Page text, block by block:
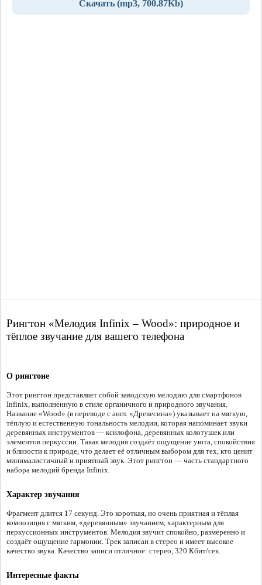
Скачать (mp3, 700.87Kb)
Рингтон «Мелодия Infinix – Wood»: природное и
тёплое звучание для вашего телефона
О рингтоне
Этот рингтон представляет собой заводскую мелодию для смартфонов
Infinix, выполненную в стиле органичного и природного звучания.
Название «Wood» (в переводе с англ. «Древесина») указывает на мягкую,
тёплую и естественную тональность мелодии, которая напоминает звуки
деревянных инструментов — ксилофона, деревянных колотушек или
элементов перкуссии. Такая мелодия создаёт ощущение уюта, спокойствия
и близости к природе, что делает её отличным выбором для тех, кто ценит
минималистичный и приятный звук. Этот рингтон — часть стандартного
набора мелодий бренда Infinix.
Характер звучания
Фрагмент длится 17 секунд. Это короткая, но очень приятная и тёплая
композиция с мягким, «деревянным» звучанием, характерным для
перкуссионных инструментов. Мелодия звучит спокойно, размеренно и
создаёт ощущение гармонии. Трек записан в стерео и имеет высокое
качество звука. Качество записи отличное: стерео, 320 Кбит/сек.
Интересные факты